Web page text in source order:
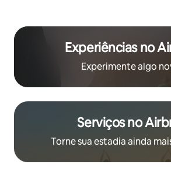
Experiências no
Experimente algo
Serviços no
Torne sua estadia ainda